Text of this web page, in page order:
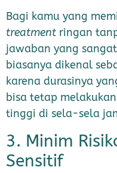
Bagi kamu yang
treatment ringan
jawaban yang
biasanya dikenal
karena durasinya
bisa tetap
tinggi di sela-sela
3. Minim
Sensitif